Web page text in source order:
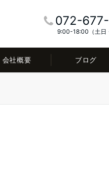
072-
9:00-18:00（土日
会社概要 ブログ